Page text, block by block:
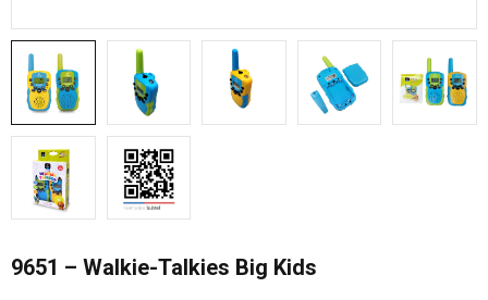
9651 – Walkie-Talkies Big Kids